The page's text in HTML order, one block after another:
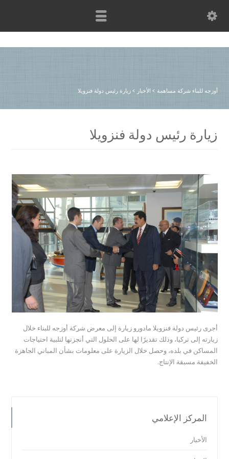
أوزجه للبناء شركة مساهمة > الأخبار >زيارة رئيس دولة فنزويلا
زيارة رئيس دولة فنزويلا
أجرى رئيس دولة فنزويلا مادورو زيارة إلى معرض شركة أوزجه للبناء خلال
زيارته إلى تركيا، وذلك تقديرًا لها على الحلول التي أنجزتها لتلبية احتياجات
المساكن في بلده، وحصل خلال الزيارة على معلومات بشأن المباني الجاهزة
الخفيفة مسبقة الإنتاج.
المركز الإعلامي
الأخبار